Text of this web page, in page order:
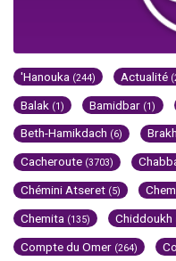
'Hanouka (244) Actualité
Balak (1) Bamidbar (1)
Beth-Hamikdach (6)
Cacheroute (3703)
Chémini Atseret (5)
Chemita (135) Chiddoukh
Compte du Omer (264)